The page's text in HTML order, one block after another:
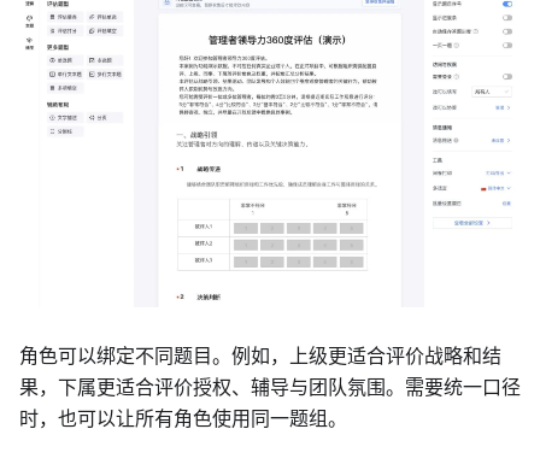
角色可以绑定不同题目。例如，上级更适合评价战略和结
果，下属更适合评价授权、辅导与团队氛围。需要统一口径
时，也可以让所有角色使用同一题组。